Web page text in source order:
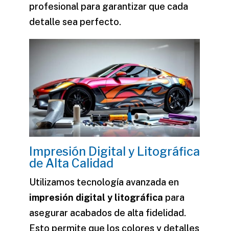
profesional para garantizar que cada
detalle sea perfecto.
Impresión Digital y Litográfica
de Alta Calidad
Utilizamos tecnología avanzada en
impresión digital y litográfica para
asegurar acabados de alta fidelidad.
Esto permite que los colores y detalles